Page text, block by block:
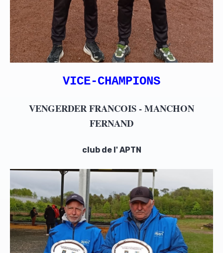
VICE-CHAMPIONS
VENGERDER FRANCOIS - MANCHON
FERNAND
club de l' APTN